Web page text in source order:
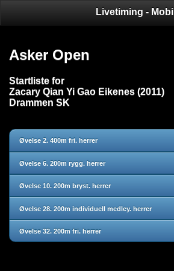
Livetiming - Mobil
Asker Open
Startliste for
Zacary Qian Yi Gao Eikenes (2011)
Drammen SK
Øvelse 2. 400m fri. herrer
Øvelse 6. 200m rygg. herrer
Øvelse 10. 200m bryst. herrer
Øvelse 28. 200m individuell medley. herrer
Øvelse 32. 200m fri. herrer